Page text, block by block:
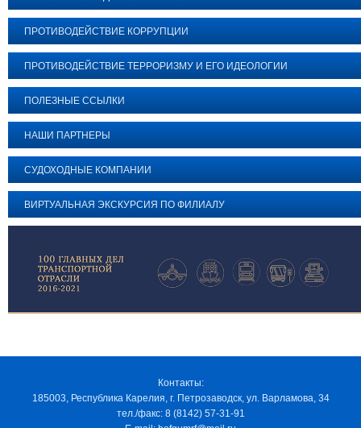
ПРОТИВОДЕЙСТВИЕ КОРРУПЦИИ
ПРОТИВОДЕЙСТВИЕ ТЕРРОРИЗМУ И ЕГО ИДЕОЛОГИИ
ПОЛЕЗНЫЕ ССЫЛКИ
НАШИ ПАРТНЕРЫ
СУДОХОДНЫЕ КОМПАНИИ
ВИРТУАЛЬНАЯ ЭКСКУРСИЯ ПО ФИЛИАЛУ
Контакты:
185003, Республика Карелия, г. Петрозаводск, ул. Варламова, 34
тел./факс: 8 (8142) 57-31-91